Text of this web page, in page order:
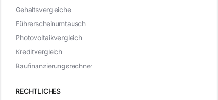
RECHTLICHES
Gehaltsvergleiche
Führerscheinumtausch
Photovoltaikvergleich
Kreditvergleich
Baufinanzierungsrechner